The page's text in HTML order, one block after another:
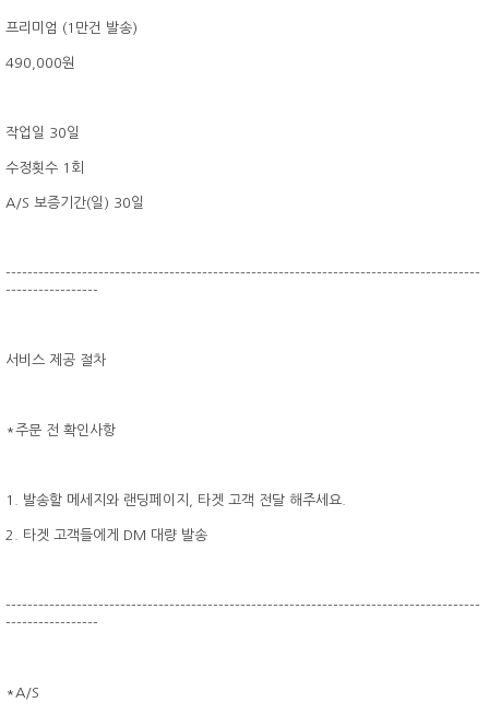
프리미엄 (1만건 발송)
490,000원
작업일 30일
수정횟수 1회
A/S 보증기간(일) 30일
---------------------------------------------------------------------------------------
-----------------
서비스 제공 절차
*주문 전 확인사항
1. 발송할 메세지와 랜딩페이지, 타겟 고객 전달 해주세요.
2. 타겟 고객들에게 DM 대량 발송
---------------------------------------------------------------------------------------
-----------------
*A/S